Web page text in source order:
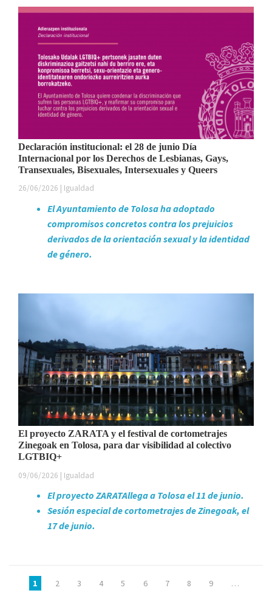
Declaración institucional: el 28 de junio Día
Internacional por los Derechos de Lesbianas, Gays,
Transexuales, Bisexuales, Intersexuales y Queers
26/06/2026 | Igualdad
El Ayuntamiento de Tolosa ha adoptado
compromisos concretos contra los prejuicios
derivados de la orientación sexual y la identidad
de género.
El proyecto ZARATA y el festival de cortometrajes
Zinegoak en Tolosa, para dar visibilidad al colectivo
LGTBIQ+
09/06/2026 | Igualdad
El proyecto ZARATAllega a Tolosa el 11 de junio.
Sesión especial de cortometrajes de Zinegoak, el
17 de junio.
Páginas
1 2 3 4 5 6 7 8 9 …